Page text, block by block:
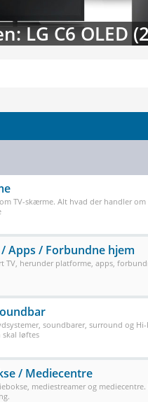
Nyt i
TV-skærme. Alt hvad der handler
/ Apps / Forbundne hjem
TV, herunder platforme, apps,
soundbarer, surround og
skal løftes
/ Mediecentre
mediestreamer og